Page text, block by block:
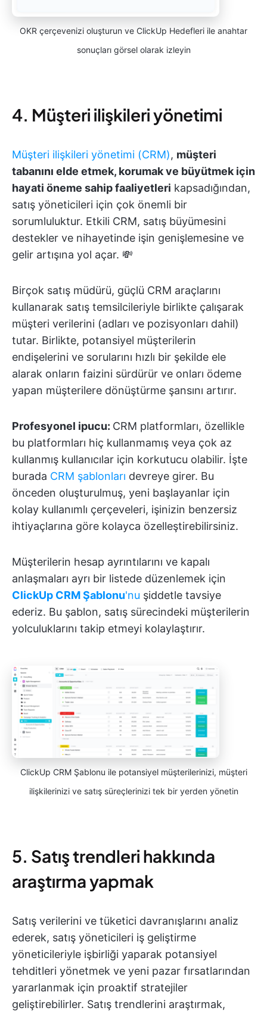
OKR çerçevenizi oluşturun ve ClickUp Hedefleri ile anahtar
sonuçları görsel olarak izleyin
4. Müşteri ilişkileri yönetimi
Müşteri ilişkileri yönetimi (CRM), müşteri
tabanını elde etmek, korumak ve büyütmek için
hayati öneme sahip faaliyetleri kapsadığından,
satış yöneticileri için çok önemli bir
sorumluluktur. Etkili CRM, satış büyümesini
destekler ve nihayetinde işin genişlemesine ve
gelir artışına yol açar. 💸
Birçok satış müdürü, güçlü CRM araçlarını
kullanarak satış temsilcileriyle birlikte çalışarak
müşteri verilerini (adları ve pozisyonları dahil)
tutar. Birlikte, potansiyel müşterilerin
endişelerini ve sorularını hızlı bir şekilde ele
alarak onların faizini sürdürür ve onları ödeme
yapan müşterilere dönüştürme şansını artırır.
Profesyonel ipucu: CRM platformları, özellikle
bu platformları hiç kullanmamış veya çok az
kullanmış kullanıcılar için korkutucu olabilir. İşte
burada CRM şablonları devreye girer. Bu
önceden oluşturulmuş, yeni başlayanlar için
kolay kullanımlı çerçeveleri, işinizin benzersiz
ihtiyaçlarına göre kolayca özelleştirebilirsiniz.
Müşterilerin hesap ayrıntılarını ve kapalı
anlaşmaları ayrı bir listede düzenlemek için
ClickUp CRM Şablonu'nu şiddetle tavsiye
ederiz. Bu şablon, satış sürecindeki müşterilerin
yolculuklarını takip etmeyi kolaylaştırır.
ClickUp CRM Şablonu ile potansiyel müşterilerinizi, müşteri
ilişkilerinizi ve satış süreçlerinizi tek bir yerden yönetin
5. Satış trendleri hakkında
araştırma yapmak
Satış verilerini ve tüketici davranışlarını analiz
ederek, satış yöneticileri iş geliştirme
yöneticileriyle işbirliği yaparak potansiyel
tehditleri yönetmek ve yeni pazar fırsatlarından
yararlanmak için proaktif stratejiler
geliştirebilirler. Satış trendlerini araştırmak,